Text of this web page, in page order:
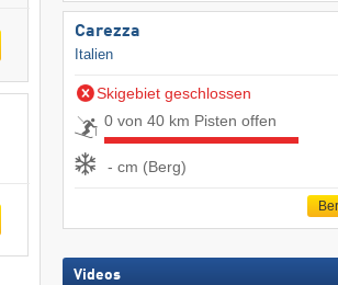
Carezza
Italien
Skigebiet geschlossen
0 von 40 km Pisten offen
- cm (Berg)
Videos